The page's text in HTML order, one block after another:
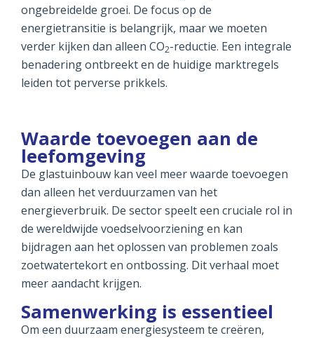
ongebreidelde groei. De focus op de
energietransitie is belangrijk, maar we moeten
verder kijken dan alleen CO2-reductie. Een integrale
benadering ontbreekt en de huidige marktregels
leiden tot perverse prikkels.
Waarde toevoegen aan de
leefomgeving
De glastuinbouw kan veel meer waarde toevoegen
dan alleen het verduurzamen van het
energieverbruik. De sector speelt een cruciale rol in
de wereldwijde voedselvoorziening en kan
bijdragen aan het oplossen van problemen zoals
zoetwatertekort en ontbossing. Dit verhaal moet
meer aandacht krijgen.
Samenwerking is essentieel
Om een duurzaam energiesysteem te creëren,